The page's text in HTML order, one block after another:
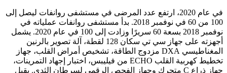
في عام 2020، ارتفع عدد المرضى في مستشفى روانفات ليصل إلى
100 من 60 في نوفمبر 2018. بدأ مستشفى روانفات عملياته في
نوفمبر 2018 بسعة 60 سريرًا وزادت إلى 100 في عام 2020. يشمل
أجهزته على جهاز سي تي سكان 128 لقطة، آلة تصوير بالرنين
المغناطيسي DXA مزدوج الطاقة، تشخيص أمراض القلب، جهاز
تخطيط كهربية القلب ECHO من فيليبس، اختبار إجهاد التمرينات،
جهاز ذراع C متحرك وجهاز الفحص الرقمي لسرطان الثدي. يقبل